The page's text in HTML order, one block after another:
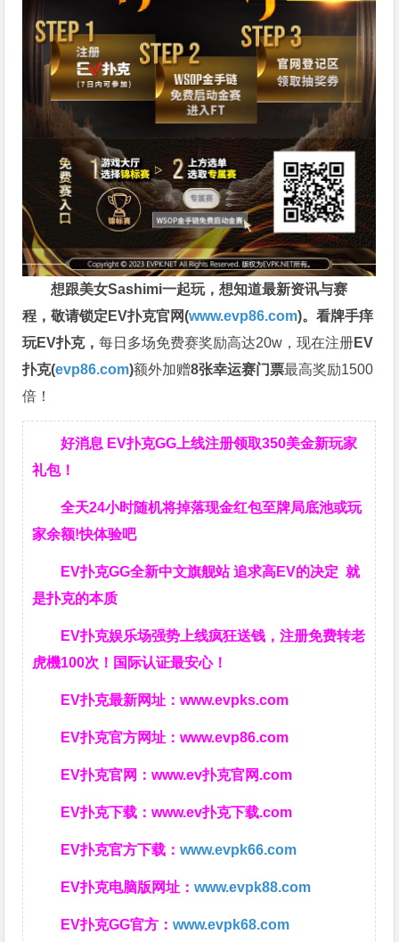
想跟美女Sashimi一起玩，想知道最新资讯与赛
程，敬请锁定EV扑克官网(www.evp86.com)。看牌手痒
玩EV扑克，每日多场免费赛奖励高达20w，现在注册EV
扑克(evp86.com)额外加赠8张幸运赛门票最高奖励1500
倍！
好消息 EV扑克GG上线注册领取350美金新玩家
礼包！
全天24小时随机将掉落现金红包至牌局底池或玩
家余额!快体验吧
EV扑克GG全新中文旗舰站追求高EV的决定就
是扑克的本质
EV扑克娱乐场强势上线疯狂送钱，注册免费转老
虎機100次！国际认证最安心！
EV扑克最新网址：www.evpks.com
EV扑克官方网址：www.evp86.com
EV扑克官网：www.ev扑克官网.com
EV扑克下载：www.ev扑克下载.com
EV扑克官方下载：www.evpk66.com
EV扑克电脑版网址：www.evpk88.com
EV扑克GG官方：www.evpk68.com